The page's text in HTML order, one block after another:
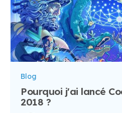
Blog
Pourquoi j'ai lancé
2018 ?